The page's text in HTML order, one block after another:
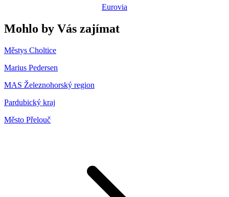
Eurovia
Mohlo by Vás zajímat
Městys Choltice
Marius Pedersen
MAS Železnohorský region
Pardubický kraj
Město Přelouč